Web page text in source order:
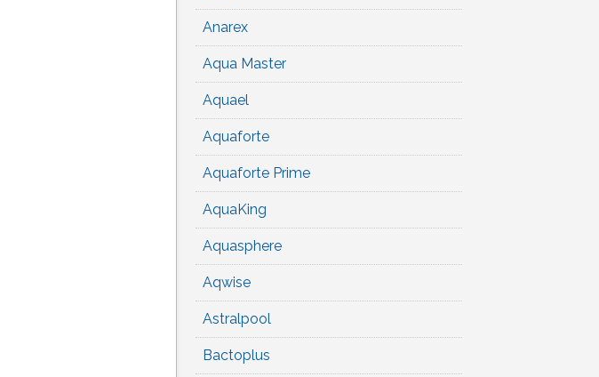
Anarex
Aqua Master
Aquael
Aquaforte
Aquaforte Prime
AquaKing
Aquasphere
Aqwise
Astralpool
Bactoplus